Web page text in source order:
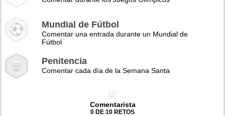
Mundial de Fútbol
Comentar una entrada durante un Mundial de
Fútbol
Penitencia
Comentar cada día de la Semana Santa
Comentarista
0 DE 10 RETOS